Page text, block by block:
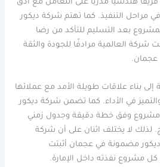
هندسيًا مدربًا على التعامل مع أدق
مراحل التنفيذ. كما تهتم شركة ديكور
بعد التسليم للتأكد من رضا
شركة العالمية مرادفًا للجودة والثقة
عجمان.
بناء علاقات طويلة الأمد مع عملائها
في الأداء. كما تضمن شركة ديكور
مشروع وفق خطة دقيقة وجدول زمني
لذلك لا يختلف اثنان على أن شركة
مضمونة في عجمان أثبتت
كل مشروع نفذته داخل الإمارة.